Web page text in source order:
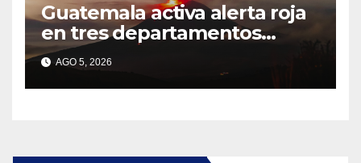
Guatemala activa alerta roja
en tres departamentos
cercanos al volcán de Fuego
AGO 5, 2026